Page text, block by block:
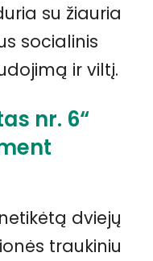
su žiauria
socialinis
ir viltį.
nr. 6“
dviejų
traukiniu